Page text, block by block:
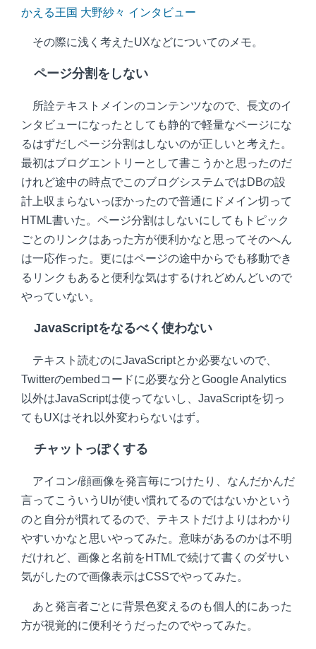
かえる王国 大野紗々 インタビュー
その際に浅く考えたUXなどについてのメモ。
ページ分割をしない
所詮テキストメインのコンテンツなので、長文のイ
ンタビューになったとしても静的で軽量なページにな
るはずだしページ分割はしないのが正しいと考えた。
最初はブログエントリーとして書こうかと思ったのだ
けれど途中の時点でこのブログシステムではDBの設
計上収まらないっぽかったので普通にドメイン切って
HTML書いた。ページ分割はしないにしてもトピック
ごとのリンクはあった方が便利かなと思ってそのへん
は一応作った。更にはページの途中からでも移動でき
るリンクもあると便利な気はするけれどめんどいので
やっていない。
JavaScriptをなるべく使わない
テキスト読むのにJavaScriptとか必要ないので、
Twitterのembedコードに必要な分とGoogle Analytics
以外はJavaScriptは使ってないし、JavaScriptを切っ
てもUXはそれ以外変わらないはず。
チャットっぽくする
アイコン/顔画像を発言毎につけたり、なんだかんだ
言ってこういうUIが使い慣れてるのではないかという
のと自分が慣れてるので、テキストだけよりはわかり
やすいかなと思いやってみた。意味があるのかは不明
だけれど、画像と名前をHTMLで続けて書くのダサい
気がしたので画像表示はCSSでやってみた。
あと発言者ごとに背景色変えるのも個人的にあった
方が視覚的に便利そうだったのでやってみた。